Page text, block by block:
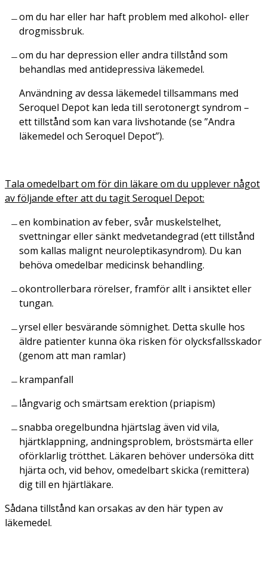
om du har eller har haft problem med alkohol- eller
drogmissbruk.
om du har depression eller andra tillstånd som
behandlas med antidepressiva läkemedel.
Användning av dessa läkemedel tillsammans med
Seroquel Depot kan leda till serotonergt syndrom –
ett tillstånd som kan vara livshotande (se ”Andra
läkemedel och Seroquel Depot”).
Tala omedelbart om för din läkare om du upplever något
av följande efter att du tagit Seroquel Depot:
en kombination av feber, svår muskelstelhet,
svettningar eller sänkt medvetandegrad (ett tillstånd
som kallas malignt neuroleptikasyndrom). Du kan
behöva omedelbar medicinsk behandling.
okontrollerbara rörelser, framför allt i ansiktet eller
tungan.
yrsel eller besvärande sömnighet. Detta skulle hos
äldre patienter kunna öka risken för olycksfallsskador
(genom att man ramlar)
krampanfall
långvarig och smärtsam erektion (priapism)
snabba oregelbundna hjärtslag även vid vila,
hjärtklappning, andningsproblem, bröstsmärta eller
oförklarlig trötthet. Läkaren behöver undersöka ditt
hjärta och, vid behov, omedelbart skicka (remittera)
dig till en hjärtläkare.
Sådana tillstånd kan orsakas av den här typen av
läkemedel.